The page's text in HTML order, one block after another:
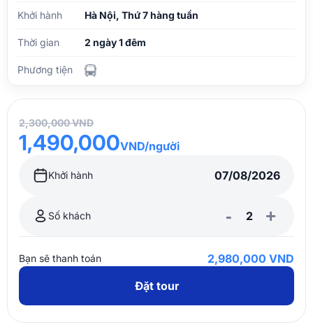
Khởi hành Hà Nội, Thứ 7 hàng tuần
Thời gian 2 ngày 1 đêm
Phương tiện
2,300,000 VND
1,490,000VND/người
Khởi hành
Số khách - +
Bạn sẽ thanh toán
2,980,000 VND
Đặt tour